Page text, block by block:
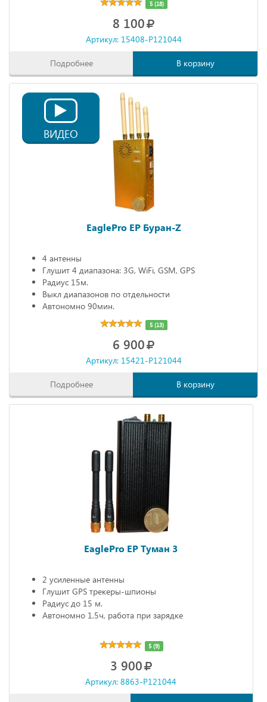
5 (18)
8 100
Артикул: 15408-P121044
Подробнее В корзину
ВИДЕО
EaglePro EP Буран-Z
4 антенны
Глушит 4 диапазона: 3G, WiFi, GSM, GPS
Радиус 15м.
Выкл диапазонов по отдельности
Автономно 90мин.
5 (13)
6 900
Артикул: 15421-P121044
Подробнее В корзину
EaglePro EP Туман 3
2 усиленные антенны
Глушит GPS трекеры-шпионы
Радиус до 15 м.
Автономно 1,5ч, работа при зарядке
5 (9)
3 900
Артикул: 8863-P121044